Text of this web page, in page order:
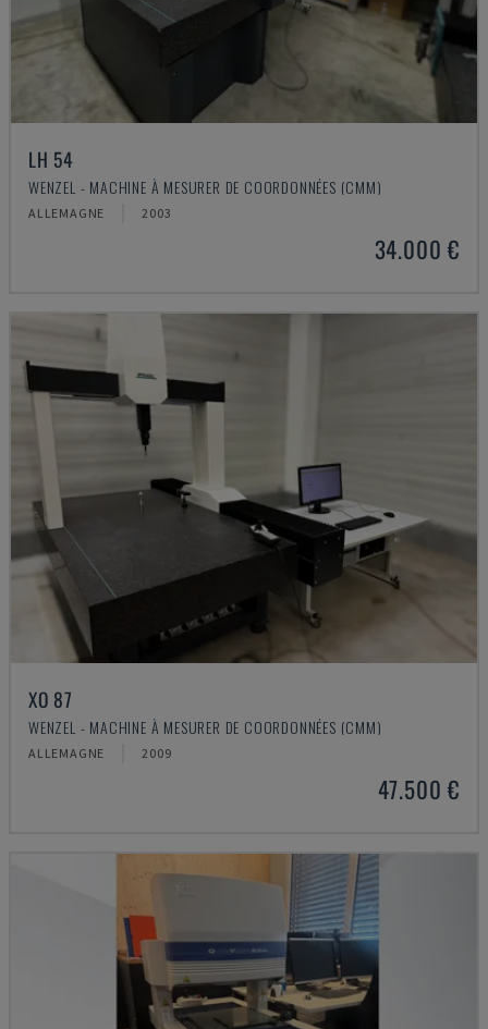
LH 54
WENZEL - MACHINE À MESURER DE COORDONNÉES (CMM)
ALLEMAGNE 2003
34.000 €
XO 87
WENZEL - MACHINE À MESURER DE COORDONNÉES (CMM)
ALLEMAGNE 2009
47.500 €